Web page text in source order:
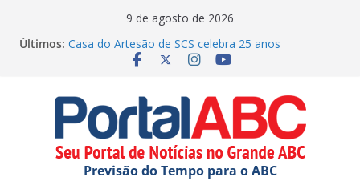
9 de agosto de 2026
Últimos: Casa do Artesão de SCS celebra 25 anos
Demônios da Garoa celebra 80 anos no Festival do
Dorival chega a 10 jogos sem vitória no Brasileirão,
somando passagens por Corinthians e São Paulo
Faculdade Municipal de SBC inicia novo ciclo com
Aula Magna
Justiça manda Mauá explicar edital para OS na
educação
Previsão do Tempo para o ABC